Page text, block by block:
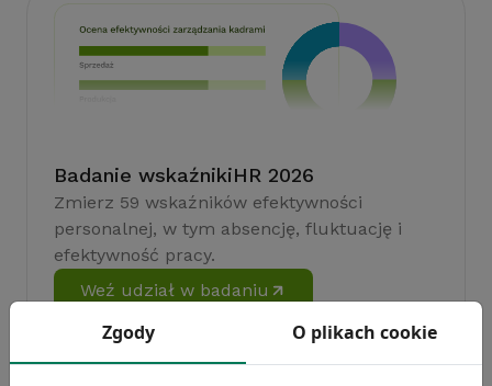
Badanie wskaźnikiHR 2026
Zmierz 59 wskaźników efektywności
personalnej, w tym absencję, fluktuację i
efektywność pracy.
Weź udział w badaniu
Zgody O plikach cookie